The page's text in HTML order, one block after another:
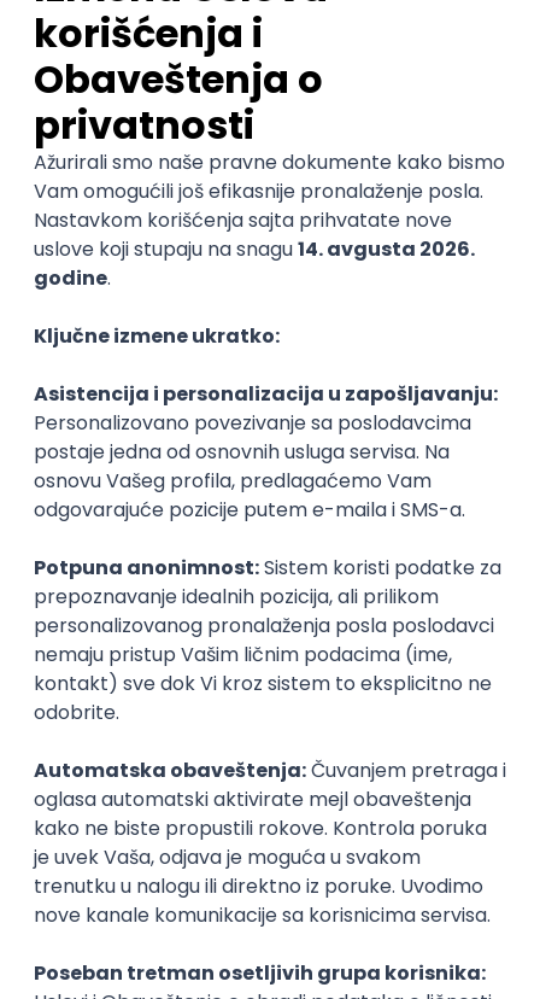
Najnoviji poslovi svakog dana u tvom
inboxu
Prijavi se
Trenutno nema oglasa po traženim kriterijumima
pretrage.
Pogledaj slične oglase ili izmeni kriterijume pretrage
Founding GPU Engineer
Fuse Energy
Remote
05.09.2026.
Python CUDA Senior
Software Developer (Algorithmic
Eqvilent
Remote
06.09.2026.
C++ Hardware Intermediate
С++ / СUDA Developer
Remote
06.09.2026.
Linux C++ C Hardware C programming
CUDA
Intermediate